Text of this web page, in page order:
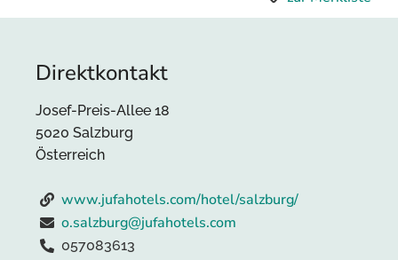
Direktkontakt
Josef-Preis-Allee 18
5020 Salzburg
Österreich
www.jufahotels.com/hotel/salzburg/
o.salzburg@jufahotels.com
057083613